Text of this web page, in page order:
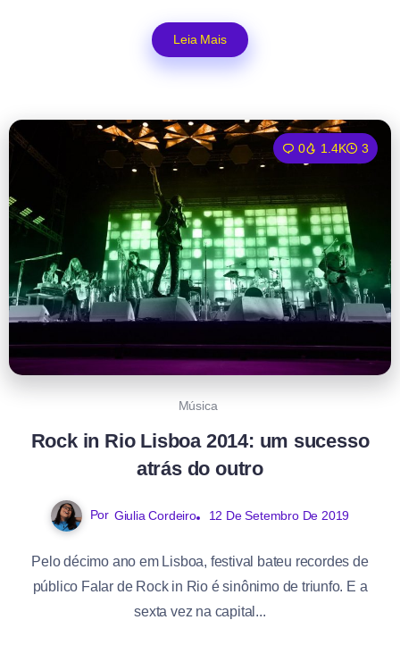
Leia Mais
0 1.4K 3
Música
Rock in Rio Lisboa 2014: um sucesso
atrás do outro
Por Giulia Cordeiro 12 De Setembro De 2019
Pelo décimo ano em Lisboa, festival bateu recordes de
público Falar de Rock in Rio é sinônimo de triunfo. E a
sexta vez na capital...